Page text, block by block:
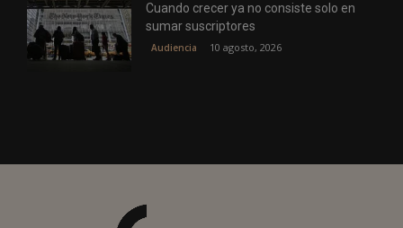
Cuando crecer ya no consiste solo en
sumar suscriptores
Audiencia 10 agosto, 2026